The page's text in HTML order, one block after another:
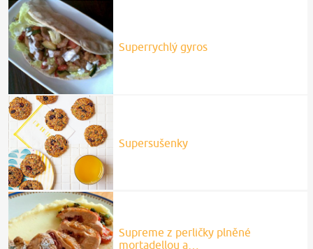
Superrychlý gyros
Supersušenky
Supreme z perličky plněné
mortadellou a…